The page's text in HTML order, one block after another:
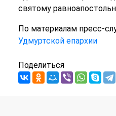
святому
По материалам пресс-
Удмуртской епархии
Поделиться